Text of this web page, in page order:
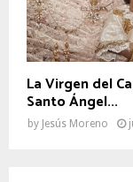
La Virgen del
Santo Ángel...
by Jesús Moreno